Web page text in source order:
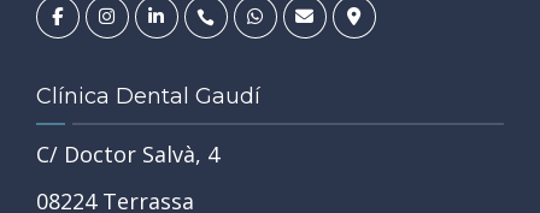
Clínica Dental Gaudí
C/ Doctor Salvà, 4
08224 Terrassa